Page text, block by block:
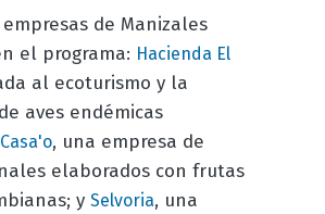
de Manizales
el programa: Hacienda El
al ecoturismo y la
aves endémicas
Casa'o, una empresa de
elaborados con frutas
y Selvoria, una